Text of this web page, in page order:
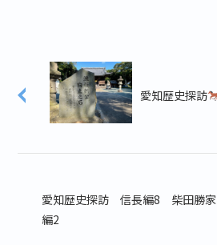
愛知歴史探訪
愛知歴史探訪 信長編8 柴田勝家
編2